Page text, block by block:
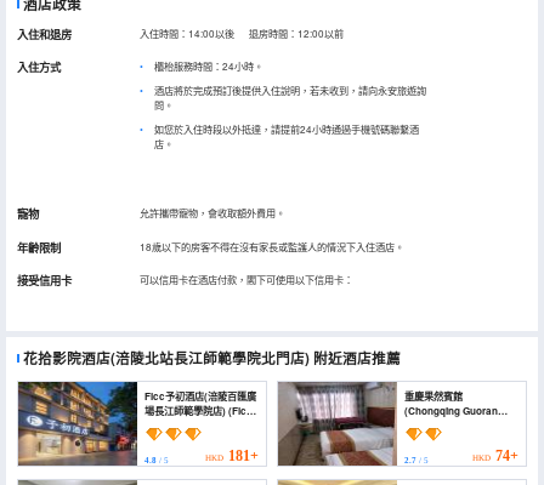
酒店政策
入住和退房 入住時間：14:00以後 退房時間：12:00以前
入住方式
櫃枱服務時間：24小時。
酒店將於完成預訂後提供入住說明，若未收到，請向永安旅遊詢
問。
如您於入住時段以外抵達，請提前24小時通過手機號碼聯繫酒
店。
寵物 允許攜帶寵物，會收取額外費用。
年齡限制 18歲以下的房客不得在沒有家長或監護人的情況下入住酒店。
接受信用卡 可以信用卡在酒店付款，閣下可使用以下信用卡：
花拾影院酒店(涪陵北站長江師範學院北門店) 附近酒店推薦
Flcc予初酒店(涪陵百匯廣
場長江師範學院店) (Flcc
Yu Chu Hotel (Fuling
Yangtze Normal
University Branch))
4.8 / 5 HKD 181+
重慶果然賓館
(Chongqing Guoran
Hotel)
2.7/ 5 HKD 74+